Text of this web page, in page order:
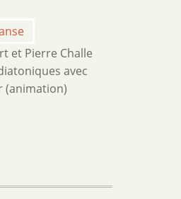
et Pierre Challe
avec
(animation)